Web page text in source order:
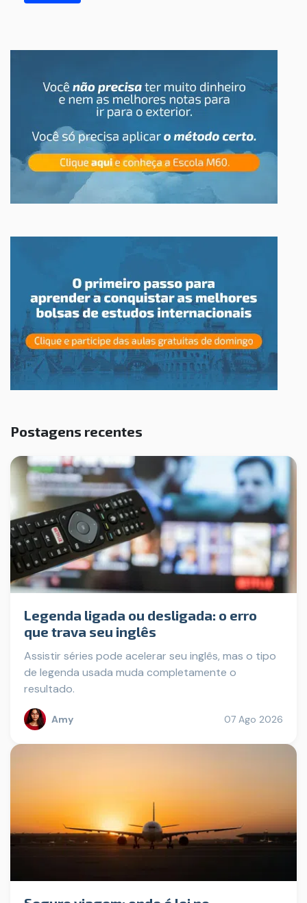
Postagens recentes
Legenda ligada ou desligada: o erro
que trava seu inglês
Assistir séries pode acelerar seu inglês, mas o tipo
de legenda usada muda completamente o
resultado.
Amy 07 Ago 2026